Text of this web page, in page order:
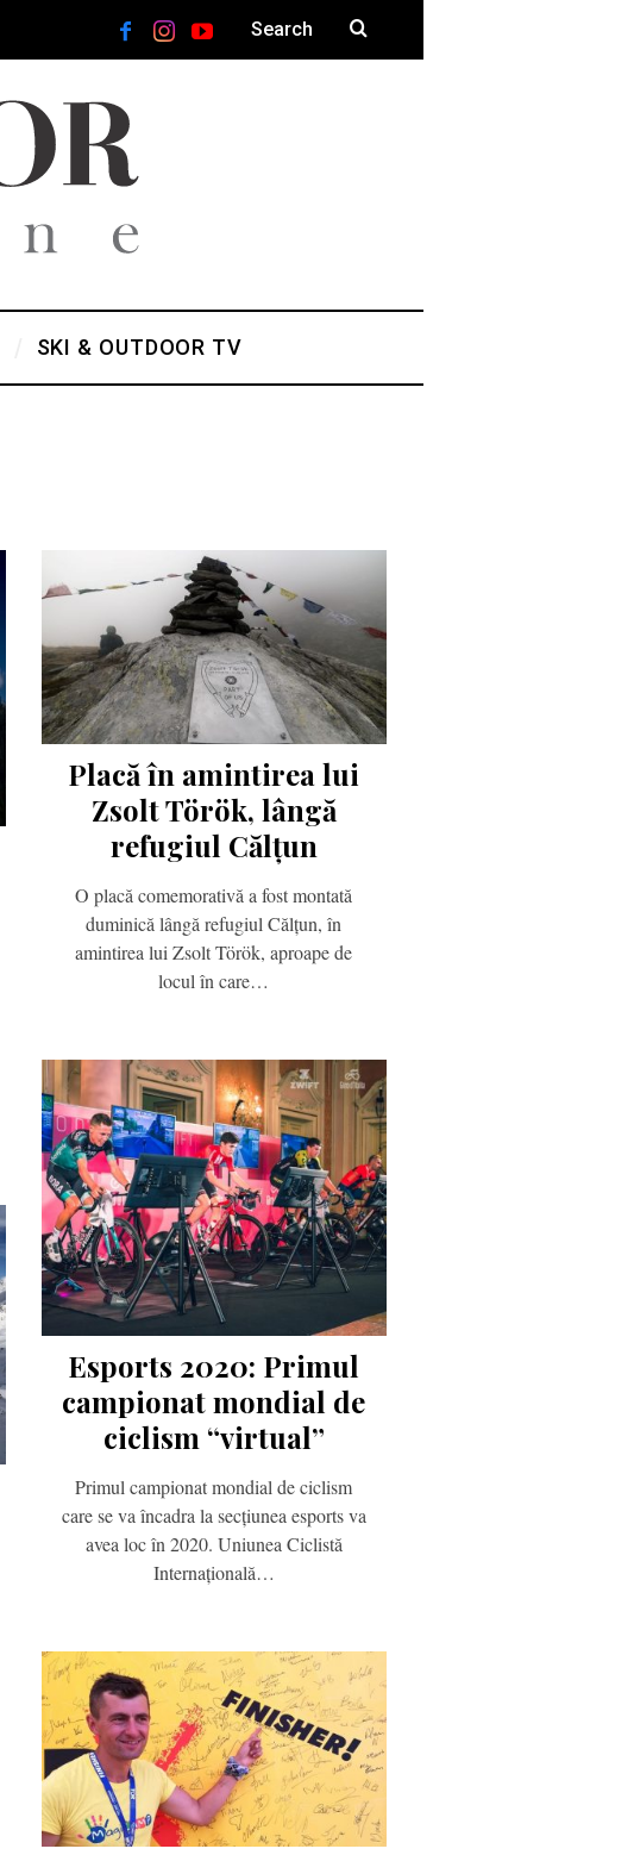
SKI & OUTDOOR TV
Placă în amintirea lui
Zsolt Török, lângă
refugiul Călțun
O placă comemorativă a fost montată
duminică lângă refugiul Călțun, în
amintirea lui Zsolt Török, aproape de
locul în care…
Esports 2020: Primul
campionat mondial de
ciclism “virtual”
Primul campionat mondial de ciclism
care se va încadra la secțiunea esports va
avea loc în 2020. Uniunea Ciclistă
Internațională…